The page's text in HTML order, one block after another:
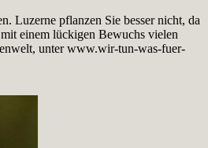
Luzerne pflanzen Sie besser nicht, da
einem lückigen Bewuchs vielen
unter www.wir-tun-was-fuer-